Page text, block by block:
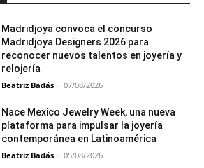
Madridjoya convoca el concurso
Madridjoya Designers 2026 para
reconocer nuevos talentos en joyería y
relojería
Beatriz Badás - 07/08/2026
Nace Mexico Jewelry Week, una nueva
plataforma para impulsar la joyería
contemporánea en Latinoamérica
Beatriz Badás - 05/08/2026